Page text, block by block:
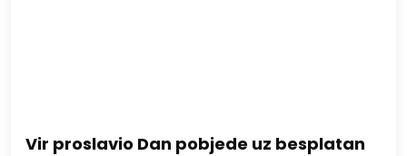
Vir proslavio Dan pobjede uz besplatan